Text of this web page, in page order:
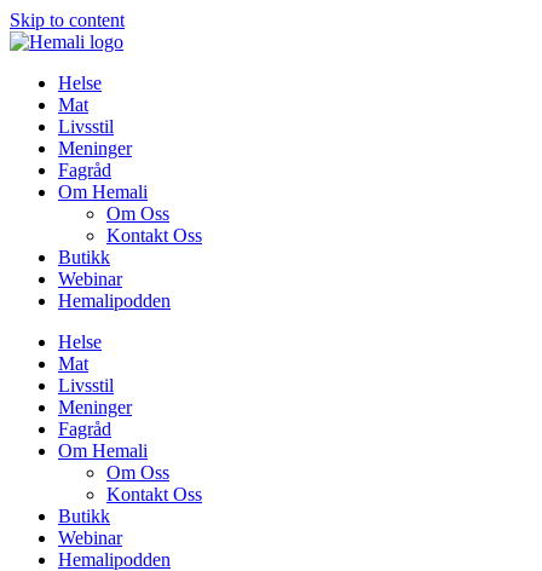
Skip to content
Helse
Mat
Livsstil
Meninger
Fagråd
Om Hemali
Om Oss
Kontakt Oss
Butikk
Webinar
Hemalipodden
Helse
Mat
Livsstil
Meninger
Fagråd
Om Hemali
Om Oss
Kontakt Oss
Butikk
Webinar
Hemalipodden